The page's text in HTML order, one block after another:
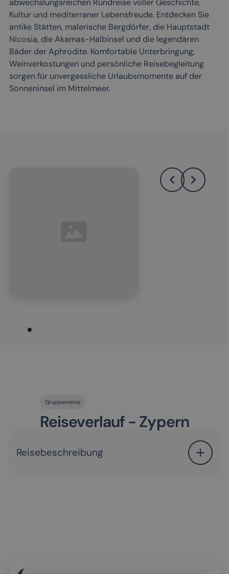
abwechslungsreichen Rundreise voller Geschichte,
Kultur und mediterraner Lebensfreude. Entdecken Sie
antike Stätten, malerische Bergdörfer, die Hauptstadt
Nicosia, die Akamas-Halbinsel und die legendären
Bäder der Aphrodite. Komfortable Unterbringung,
Weinverkostungen und persönliche Reisebegleitung
sorgen für unvergessliche Urlaubsmomente auf der
Sonneninsel im Mittelmeer.
Gruppenreise
Reiseverlauf - Zypern
Reisebeschreibung
empfangen und fahren entlang der Küste nach